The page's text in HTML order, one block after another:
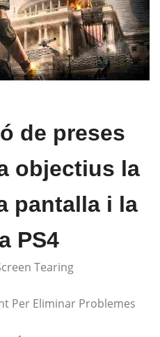
de preses
objectius la
pantalla i la
PS4
Tearing
Per Eliminar Problemes